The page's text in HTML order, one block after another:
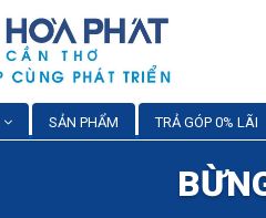
SẢN PHẨM TRẢ GÓP 0% LÃI